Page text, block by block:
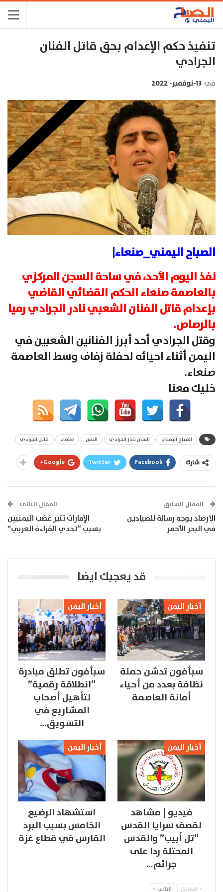
تنفيذ حكم الإعدام بحق قاتل الفنان
الجرادي
في 13-نوفمبر- 2022
الصباح اليمني_صنعاء|
نفذ اليوم الأحد، في ساحة السجن المركزي
بالعاصمة صنعاء الحكم القضائي القاضي
بإعدام قاتل الفنان الشعبي نادر الجرادي رميا
بالرصاص.
وقتل الجرادي أحد أبرز الفنانين الشعبين في
اليمن أثناء احيائه لحفلة زفاف وسط العاصمة
صنعاء.
خليك معنا
الصباح اليمني الفنان نادر الجرادي اليمن صنعاء قاتل الجرادي
شارك Facebook
Twitter
Google+
المقال السابق
الأرصاد يوجه رسالة للصيادين
في البحر الأحمر
المقال التالي
الإمارات تثير غضب اليمنيين
بسبب “تحدي القراءة العربي”
قد يعجبك ايضا
أخبار اليمن
سبأفون تدشن حملة
نظافة بعدد من أحياء
أمانة العاصمة
أخبار اليمن
سبأفون تطلق مبادرة
“انطلاقة رقمية”
لتأهيل أصحاب
المشاريع في
التسويق…
أخبار اليمن
فيديو | مشاهد
لقصف سرايا القدس
“تل أبيب” والقدس
المحتلة ردا على
جرائم…
أخبار اليمن
استشهاد الرضيع
الخامس بسبب البرد
القارس في قطاع غزة
السابق التالي